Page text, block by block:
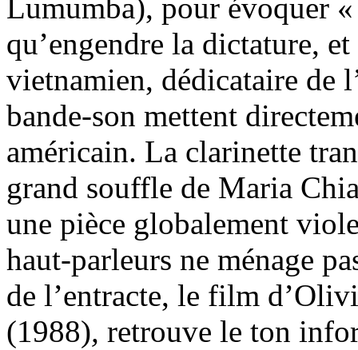
Lumumba), pour évoquer
qu’engendre la dictature,
vietnamien, dédicataire de
bande-son mettent
américain. La clarinette
grand souffle de Maria
une pièce globalement
haut-parleurs ne ménage
de l’entracte, le film
(1988), retrouve le ton